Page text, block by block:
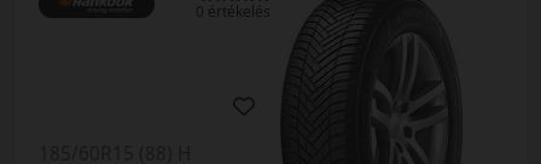
0 értékelés